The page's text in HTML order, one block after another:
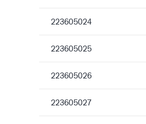
223605024
223605025
223605026
223605027